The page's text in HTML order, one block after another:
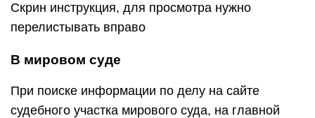
Скрин инструкция, для просмотра нужно
перелистывать вправо
В мировом суде
При поиске информации по делу на сайте
судебного участка мирового суда, на главной